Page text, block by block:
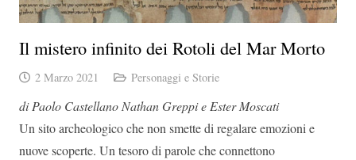
Il mistero infinito dei Rotoli del Mar Morto
2 Marzo 2021 Personaggi e Storie
di Paolo Castellano Nathan Greppi e Ester Moscati
Un sito archeologico che non smette di regalare emozioni e
nuove scoperte. Un tesoro di parole che connettono